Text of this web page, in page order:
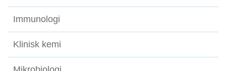
Immunologi
Klinisk kemi